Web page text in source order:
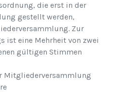
die erst in der
gestellt werden,
Zur
ist eine Mehrheit von zwei
gültigen Stimmen
Mitgliederversammlung